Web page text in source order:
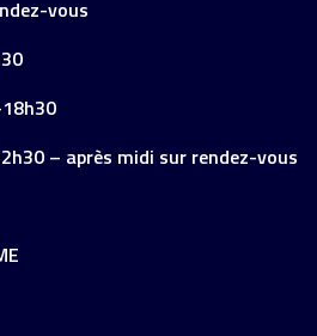
vous
– après midi sur rendez-vous